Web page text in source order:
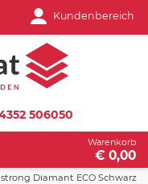
Kundenbereich
506050
Warenkorb
€ 0,00
strong Diamant ECO Schwarz